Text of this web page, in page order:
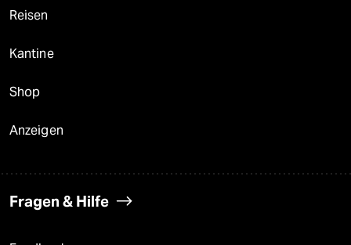
Reisen
Kantine
Shop
Anzeigen
Fragen & Hilfe